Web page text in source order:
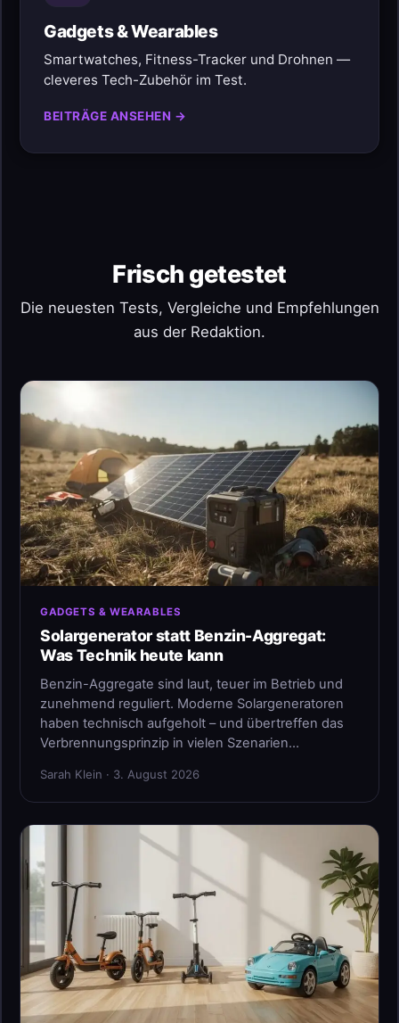
Gadgets & Wearables
Smartwatches, Fitness-Tracker und Drohnen —
cleveres Tech-Zubehör im Test.
BEITRÄGE ANSEHEN →
Frisch getestet
Die neuesten Tests, Vergleiche und Empfehlungen
aus der Redaktion.
GADGETS & WEARABLES
Solargenerator statt Benzin-Aggregat:
Was Technik heute kann
Benzin-Aggregate sind laut, teuer im Betrieb und
zunehmend reguliert. Moderne Solargeneratoren
haben technisch aufgeholt – und übertreffen das
Verbrennungsprinzip in vielen Szenarien…
Sarah Klein · 3. August 2026